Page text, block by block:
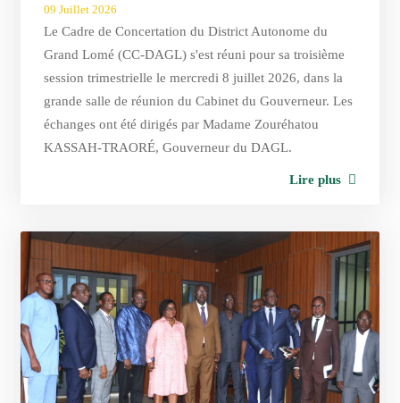
09 Juillet 2026
Le Cadre de Concertation du District Autonome du
Grand Lomé (CC-DAGL) s'est réuni pour sa troisième
session trimestrielle le mercredi 8 juillet 2026, dans la
grande salle de réunion du Cabinet du Gouverneur. Les
échanges ont été dirigés par Madame Zouréhatou
KASSAH-TRAORÉ, Gouverneur du DAGL.
Lire plus